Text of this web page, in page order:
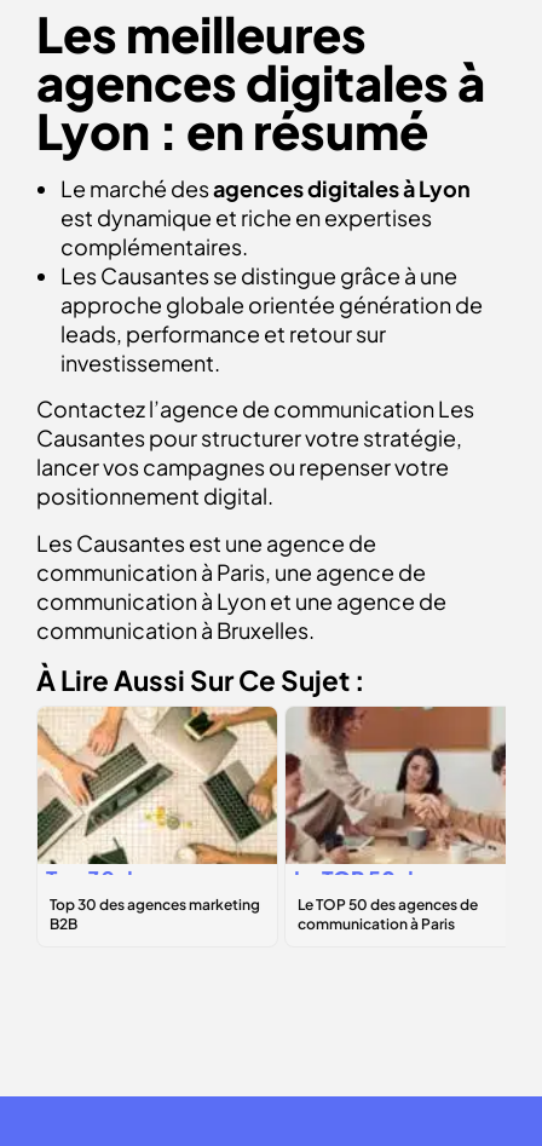
Les meilleures
agences digitales à
Lyon : en résumé
Le marché desagences digitales à Lyon
est dynamique et riche en expertises
complémentaires.
Les Causantes se distingue grâce à une
approche globale orientée génération de
leads, performance et retour sur
investissement.
Contactez l’agence de communication Les
Causantes pour structurer votre stratégie,
lancer vos campagnes ou repenser votre
positionnement digital.
Les Causantes est une agence de
communication à Paris, une agence de
communication à Lyon et une agence de
communication à Bruxelles.
À Lire Aussi Sur Ce Sujet :
Top 30 des
agences
marketing B2B
Le TOP 50 des
agences de
communication à